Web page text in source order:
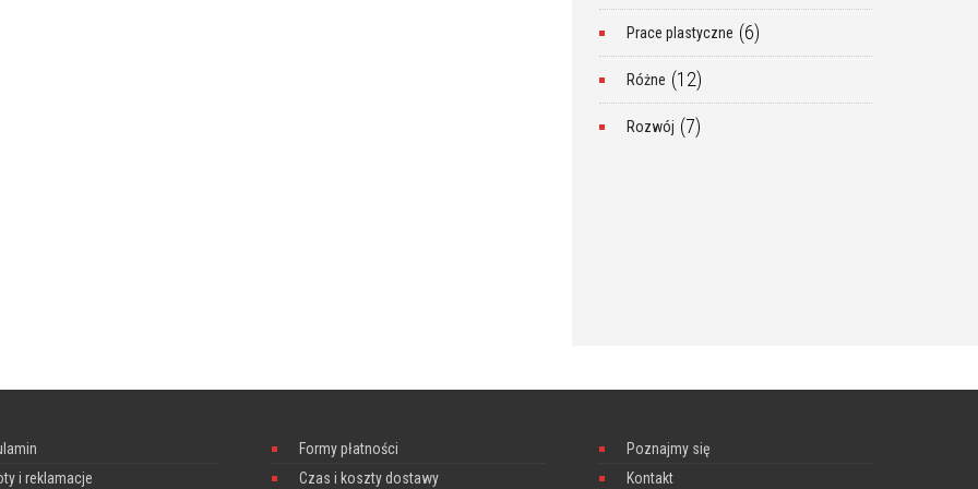
Prace plastyczne (6)
Różne (12)
Rozwój (7)
i reklamacje
Formy płatności
Czas i koszty dostawy
Poznajmy się
Kontakt